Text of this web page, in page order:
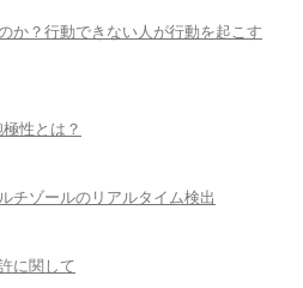
か？行動できない人が行動を起こす
性とは？
チゾールのリアルタイム検出
に関して